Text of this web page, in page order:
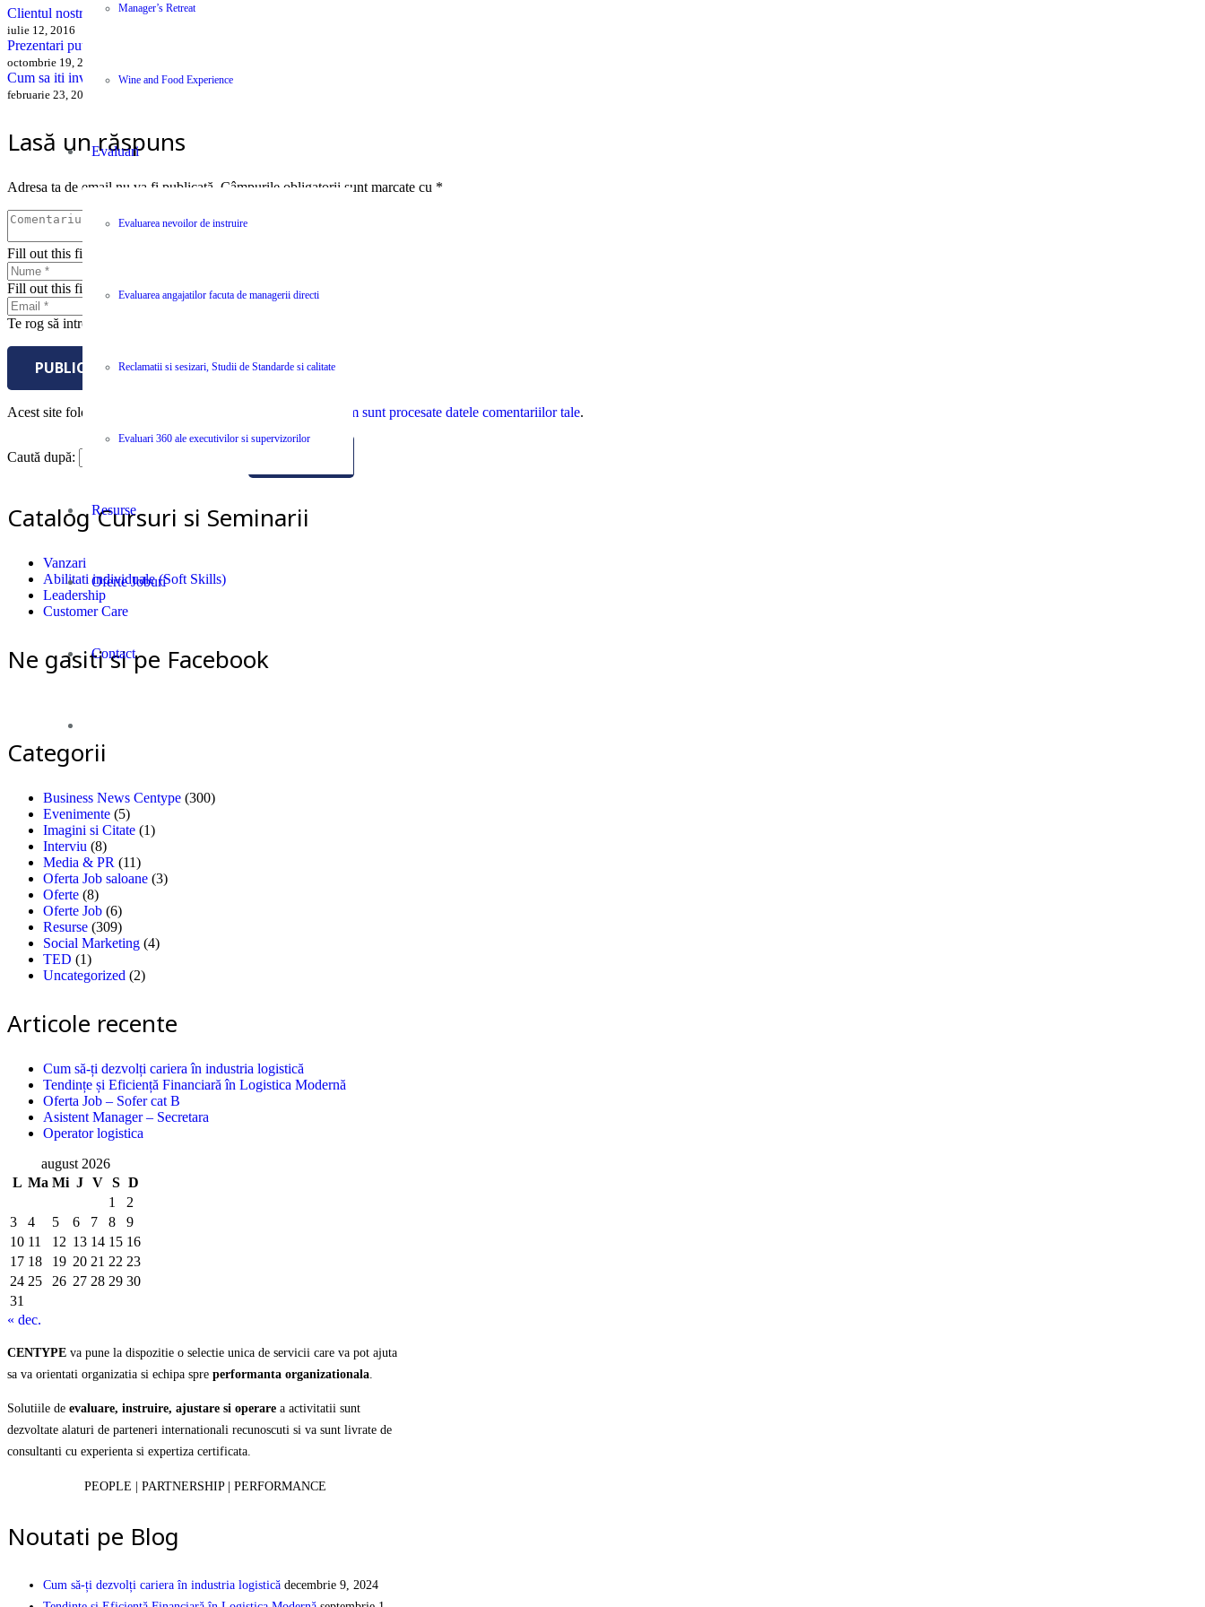
Manager’s Retreat
Wine and Food Experience
Evaluari
Evaluarea nevoilor de instruire
Evaluarea angajatilor facuta de managerii directi
Reclamatii si sesizari, Studii de Standarde si calitate
Evaluari 360 ale executivilor si supervizorilor
Resurse
Oferte Joburi
Contact
Clientul nostru este mereu stapanul nostru?
iulie 12, 2016
Prezentari puternice in 6 puncte
octombrie 19, 2015
Cum sa iti invingi frica de a vinde
februarie 23, 2016
Lasă un răspuns
Adresa ta de email nu va fi publicată. Câmpurile obligatorii sunt marcate cu *
Fill out this field
Fill out this field
Te rog să introduci o adresă de email validă.
PUBLICĂ COMENTARIUL
Acest site folosește Akismet pentru a reduce spamul. Află cum sunt procesate datele comentariilor tale.
Caută după:
Catalog Cursuri si Seminarii
Vanzari
Abilitati individuale (Soft Skills)
Leadership
Customer Care
Ne gasiti si pe Facebook
Categorii
Business News Centype (300)
Evenimente (5)
Imagini si Citate (1)
Interviu (8)
Media & PR (11)
Oferta Job saloane (3)
Oferte (8)
Oferte Job (6)
Resurse (309)
Social Marketing (4)
TED (1)
Uncategorized (2)
Articole recente
Cum să-ți dezvolți cariera în industria logistică
Tendințe și Eficiență Financiară în Logistica Modernă
Oferta Job – Sofer cat B
Asistent Manager – Secretara
Operator logistica
august 2026
L Ma Mi J V S D
1
2
3
4 5 6 7 8
9
10 11 12 13 14 15 16
17 18 19 20 21 22 23
24 25 26 27 28 29 30
31
« dec.
CENTYPE va pune la dispozitie o selectie unica de servicii care va pot ajuta
sa va orientati organizatia si echipa spre performanta organizationala
Solutiile de evaluare, instruire, ajustare si operare a activitatii sunt
dezvoltate alaturi de parteneri internationali recunoscuti si va sunt livrate de
consultanti cu experienta si expertiza certificata.
PEOPLE | PARTNERSHIP | PERFORMANCE
Noutati pe Blog
Cum să-ți dezvolți cariera în industria logistică decembrie 9, 2024